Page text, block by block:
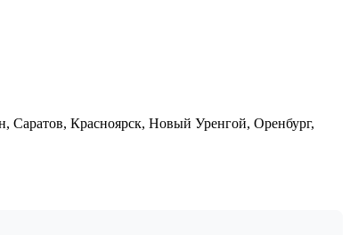
Саратов, Красноярск, Новый Уренгой, Оренбург,